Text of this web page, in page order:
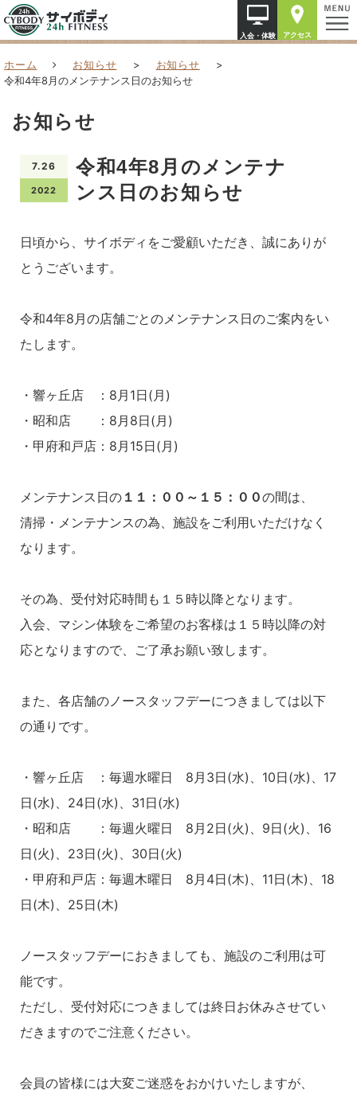
入会・体験 アクセス
ホーム お知らせ > お知らせ
>
令和4年8月のメンテナンス日のお知らせ
お知らせ
7.26
2022
令和4年8月のメンテナ
ンス日のお知らせ
日頃から、サイボディをご愛顧いただき、誠にありが
とうございます。
令和4年8月の店舗ごとのメンテナンス日のご案内をい
たします。
・響ヶ丘店 ：8月1日(月)
・昭和店 ：8月8日(月)
・甲府和戸店：8月15日(月)
メンテナンス日の １１：００～１５：００の間は、
清掃・メンテナンスの為、施設をご利用いただけなく
なります。
その為、受付対応時間も１５時以降となります。
入会、マシン体験をご希望のお客様は１５時以降の対
応となりますので、ご了承お願い致します。
また、各店舗のノースタッフデーにつきましては以下
の通りです。
・響ヶ丘店 ：毎週水曜日 8月3日(水)、10日(水)、17
日(水)、24日(水)、31日(水)
・昭和店 ：毎週火曜日 8月2日(火)、9日(火)、16
日(火)、23日(火)、30日(火)
・甲府和戸店：毎週木曜日 8月4日(木)、11日(木)、18
日(木)、25日(木)
ノースタッフデーにおきましても、施設のご利用は可
能です。
ただし、受付対応につきましては終日お休みさせてい
だきますのでご注意ください。
会員の皆様には大変ご迷惑をおかけいたしますが、